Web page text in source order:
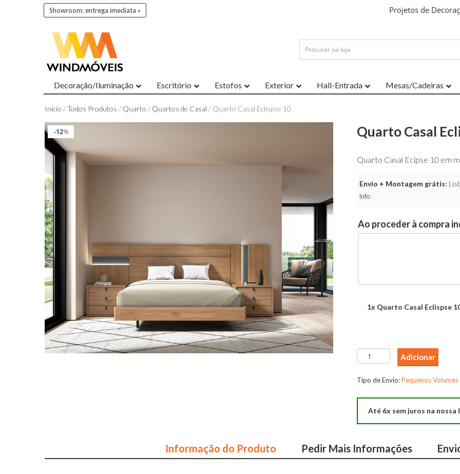
Showroom: entrega imediata » Projetos de
Decoração/Iluminação Escritório Estofos Exterior Hall-Entrada Mesas/Cadeiras
Início /Todos Produtos / Quarto / Quartos de Casal / Quarto Casal Eclispse 10
%
12%
12 Quarto Casal
Quarto Casal Ecipse 10 em
Envio + Montagem grátis:
Info.
Ao proceder à compra
1x Quarto Casal Eclispse
Quantidade
de
Quarto
Adicionar
Tipo de Envio:Pequenos Volumes
Até 6x sem juros na
Informação do Produto Pedir Mais Informações